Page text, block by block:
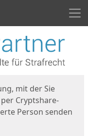
mit der Sie
Cryptshare-
Person senden